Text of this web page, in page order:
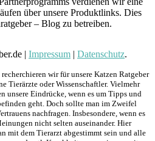
über unsere Produktlinks. Dies
– Blog zu betreiben.
| Impressum | Datenschutz.
wir für unsere Katzen Ratgeber
Tierärzte oder Wissenschaftler. Vielmehr
unsere Eindrücke, wenn es um Tipps und
geht. Doch sollte man im Zweifel
nachfragen. Insbesondere, wenn es
nicht selten auseinander. Hier
mit dem Tierarzt abgestimmt sein und alle